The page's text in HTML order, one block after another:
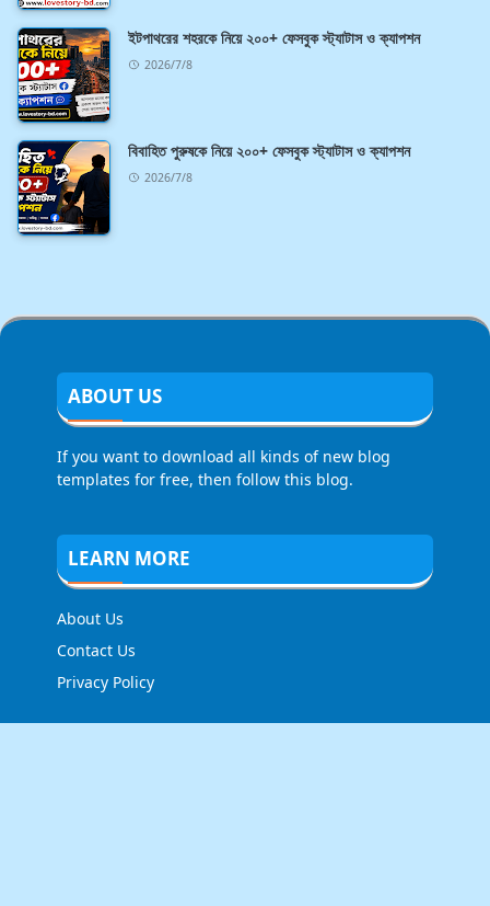
ইটপাথরের শহরকে নিয়ে ২০০+ ফেসবুক স্ট্যাটাস ও ক্যাপশন
2026/7/8
বিবাহিত পুরুষকে নিয়ে ২০০+ ফেসবুক স্ট্যাটাস ও ক্যাপশন
2026/7/8
ABOUT US
If you want to download all kinds of new blog
templates for free, then follow this blog.
LEARN MORE
About Us
Contact Us
Privacy Policy